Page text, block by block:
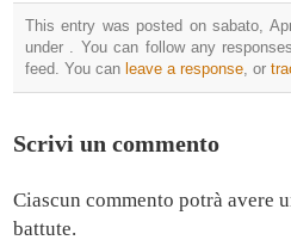
This entry was posted on sabato,
under . You can follow any
feed. You can leave a response, or
Scrivi un commento
Ciascun commento potrà avere
battute.